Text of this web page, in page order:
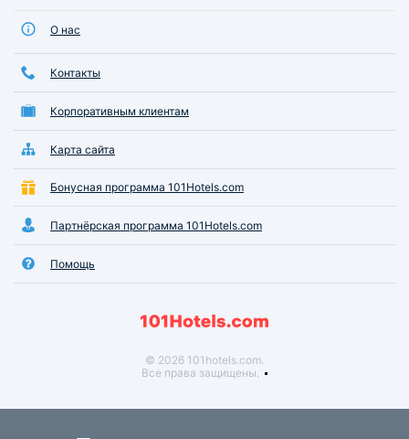
О нас
Контакты
Корпоративным клиентам
Карта сайта
Бонусная программа 101Hotels.com
Партнёрская программа 101Hotels.com
Помощь
© 2026 101hotels.com.
Все права защищены.